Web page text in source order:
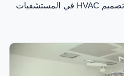
مناعته ضعيفة. لهذا يُخضع تصميم HVAC في المستشفيات